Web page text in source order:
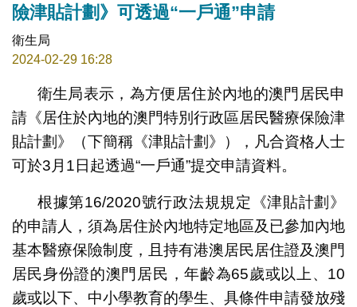
險津貼計劃》可透過“一戶通”申請
衛生局
2024-02-29 16:28
衛生局表示，為方便居住於內地的澳門居民申
請《居住於內地的澳門特別行政區居民醫療保險津
貼計劃》（下簡稱《津貼計劃》），凡合資格人士
可於3月1日起透過“一戶通”提交申請資料。
根據第16/2020號行政法規規定《津貼計劃》
的申請人，須為居住於內地特定地區及已參加內地
基本醫療保險制度，且持有港澳居民居住證及澳門
居民身份證的澳門居民，年齡為65歲或以上、10
歲或以下、中小學教育的學生、具條件申請發放殘